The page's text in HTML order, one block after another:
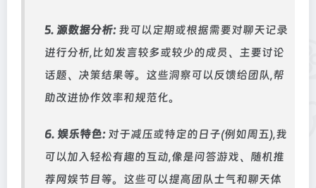
5. 源数据分析: 我可以定期或根据需要对聊天记录
进行分析,比如发言较多或较少的成员、主要讨论
话题、决策结果等。这些洞察可以反馈给团队,帮
助改进协作效率和规范化。
6. 娱乐特色: 对于减压或特定的日子(例如周五),我
可以加入轻松有趣的互动,像是问答游戏、随机推
荐网娱节目等。这些可以提高团队士气和聊天体